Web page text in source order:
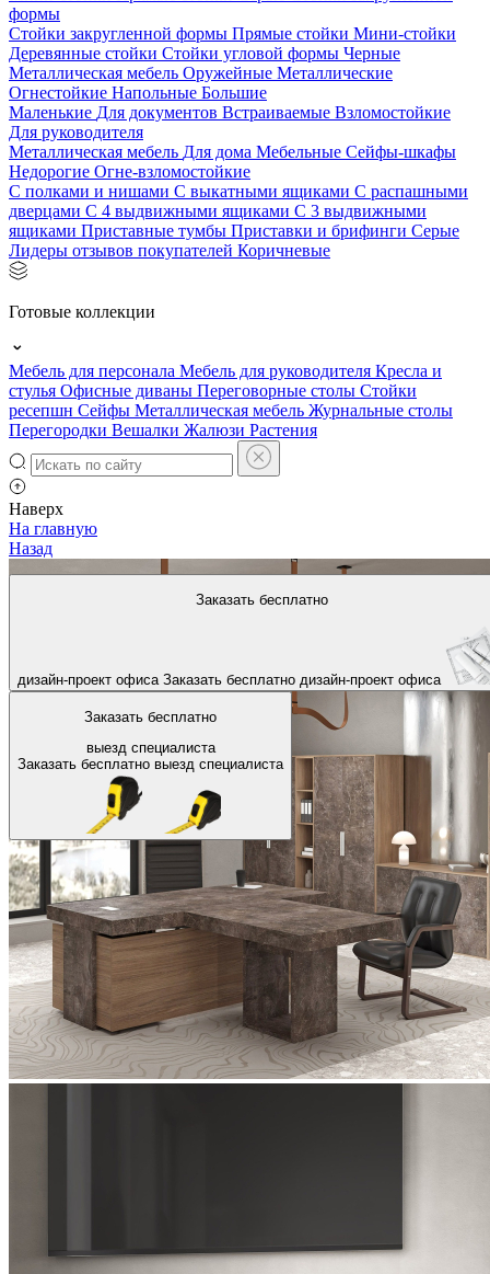
формы
Стойки закругленной формы Прямые стойки Мини-стойки
Деревянные стойки Стойки угловой формы Черные
Металлическая мебель Оружейные Металлические
Огнестойкие Напольные Большие
Маленькие Для документов Встраиваемые Взломостойкие
Для руководителя
Металлическая мебель Для дома Мебельные Сейфы-шкафы
Недорогие Огне-взломостойкие
С полками и нишами С выкатными ящиками С распашными
дверцами С 4 выдвижными ящиками С 3 выдвижными
ящиками Приставные тумбы Приставки и брифинги Серые
Лидеры отзывов покупателей Коричневые
Готовые коллекции
Мебель для персонала Мебель для руководителя Кресла и
стулья Офисные диваны Переговорные столы Стойки
ресепшн Сейфы Металлическая мебель Журнальные столы
Перегородки Вешалки Жалюзи Растения
Наверх
Заказать бесплатно
дизайн-проект офиса Заказать бесплатно дизайн-проект офиса
Заказать бесплатно
выезд специалиста
Заказать бесплатно выезд специалиста
На главную
Назад